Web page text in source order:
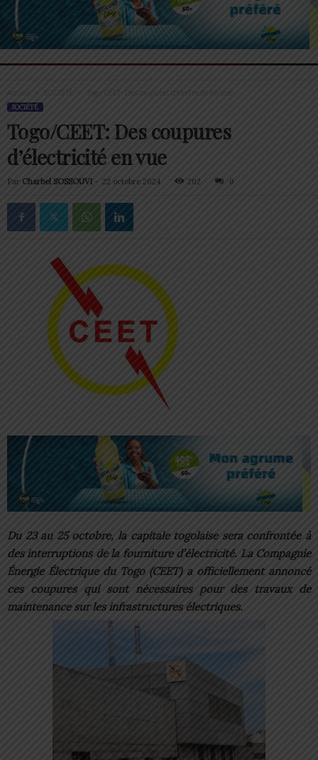
Accueil Togo/CEET: Des coupures d’électricité en vue
SOCIÉTÉ
Togo/CEET: Des coupures
d’électricité en vue
Par Charbel SOSSOUVI - 22 octobre 2024 202 0
Du 23 au 25 octobre, la capitale togolaise sera confrontée à
des interruptions de la fourniture d’électricité. La Compagnie
Énergie Électrique du Togo (CEET) a officiellement annoncé
ces coupures qui sont nécessaires pour des travaux de
maintenance sur les infrastructures électriques.